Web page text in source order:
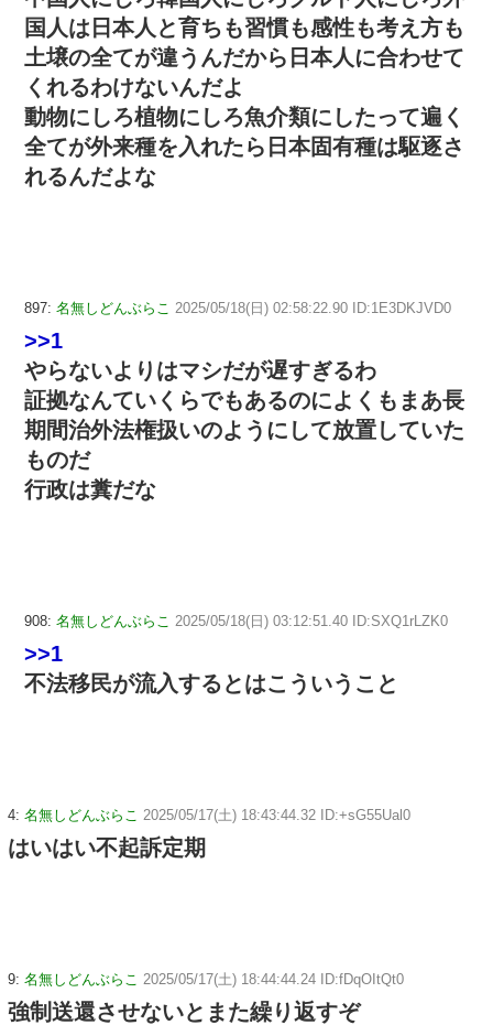
国人は日本人と育ちも習慣も感性も考え方も
土壌の全てが違うんだから日本人に合わせて
くれるわけないんだよ
動物にしろ植物にしろ魚介類にしたって遍く
全てが外来種を入れたら日本固有種は駆逐さ
れるんだよな
897: 名無しどんぶらこ 2025/05/18(日) 02:58:22.90 ID:1E3DKJVD0
>>1
やらないよりはマシだが遅すぎるわ
証拠なんていくらでもあるのによくもまあ長
期間治外法権扱いのようにして放置していた
ものだ
行政は糞だな
908: 名無しどんぶらこ 2025/05/18(日) 03:12:51.40 ID:SXQ1rLZK0
>>1
不法移民が流入するとはこういうこと
4: 名無しどんぶらこ 2025/05/17(土) 18:43:44.32 ID:+sG55Ual0
はいはい不起訴定期
9: 名無しどんぶらこ 2025/05/17(土) 18:44:44.24 ID:fDqOItQt0
強制送還させないとまた繰り返すぞ